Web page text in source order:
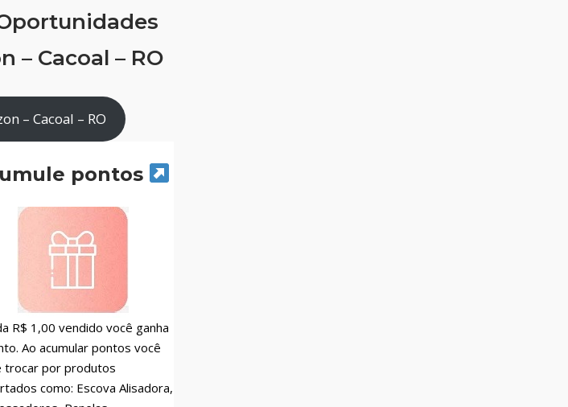
– Cacoal – RO
– Cacoal – RO
pontos
R$ 1,00 vendido você ganha
Ao acumular pontos você
trocar por produtos
como: Escova Alisadora,